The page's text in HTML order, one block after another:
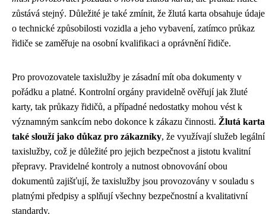
zůstává stejný. Důležité je také zmínit, že žlutá karta obsahuje údaje
o technické způsobilosti vozidla a jeho vybavení, zatímco průkaz
řidiče se zaměřuje na osobní kvalifikaci a oprávnění řidiče.
Pro provozovatele taxislužby je zásadní mít oba dokumenty v
pořádku a platné. Kontrolní orgány pravidelně ověřují jak žluté
karty, tak průkazy řidičů, a případné nedostatky mohou vést k
významným sankcím nebo dokonce k zákazu činnosti. Žlutá karta
také slouží jako důkaz pro zákazníky, že využívají služeb legální
taxislužby, což je důležité pro jejich bezpečnost a jistotu kvalitní
přepravy. Pravidelné kontroly a nutnost obnovování obou
dokumentů zajišťují, že taxislužby jsou provozovány v souladu s
platnými předpisy a splňují všechny bezpečnostní a kvalitativní
standardy.